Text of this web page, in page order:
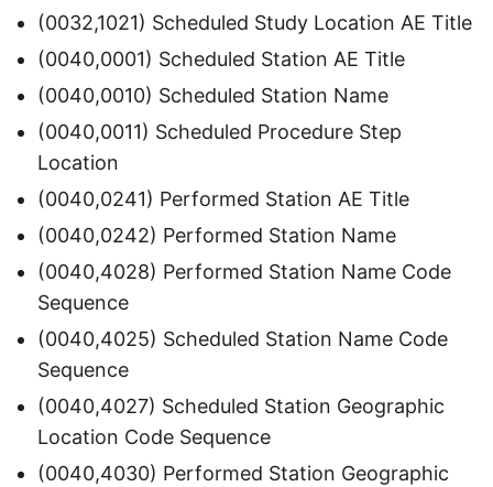
(0032,1021) Scheduled Study Location AE Title
(0040,0001) Scheduled Station AE Title
(0040,0010) Scheduled Station Name
(0040,0011) Scheduled Procedure Step
Location
(0040,0241) Performed Station AE Title
(0040,0242) Performed Station Name
(0040,4028) Performed Station Name Code
Sequence
(0040,4025) Scheduled Station Name Code
Sequence
(0040,4027) Scheduled Station Geographic
Location Code Sequence
(0040,4030) Performed Station Geographic